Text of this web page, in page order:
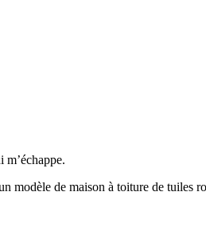
modèle de maison à toiture de tuiles